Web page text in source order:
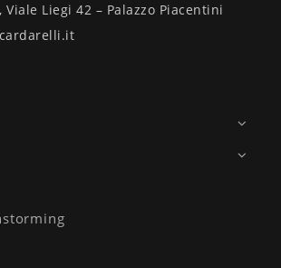
Viale Liegi 42 – Palazzo Piacentini